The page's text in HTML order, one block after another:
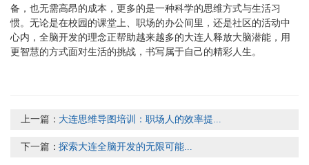
备，也无需高昂的成本，更多的是一种科学的思维方式与生活习
惯。无论是在校园的课堂上、职场的办公间里，还是社区的活动中
心内，全脑开发的理念正帮助越来越多的大连人释放大脑潜能，用
更智慧的方式面对生活的挑战，书写属于自己的精彩人生。
上一篇： 大连思维导图培训：职场人的效率提...
下一篇：探索大连全脑开发的无限可能...